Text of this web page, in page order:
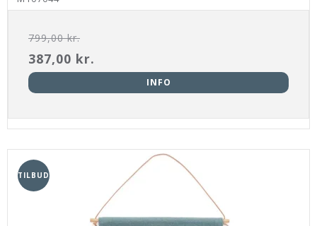
799,00 kr.
387,00 kr.
INFO
TILBUD